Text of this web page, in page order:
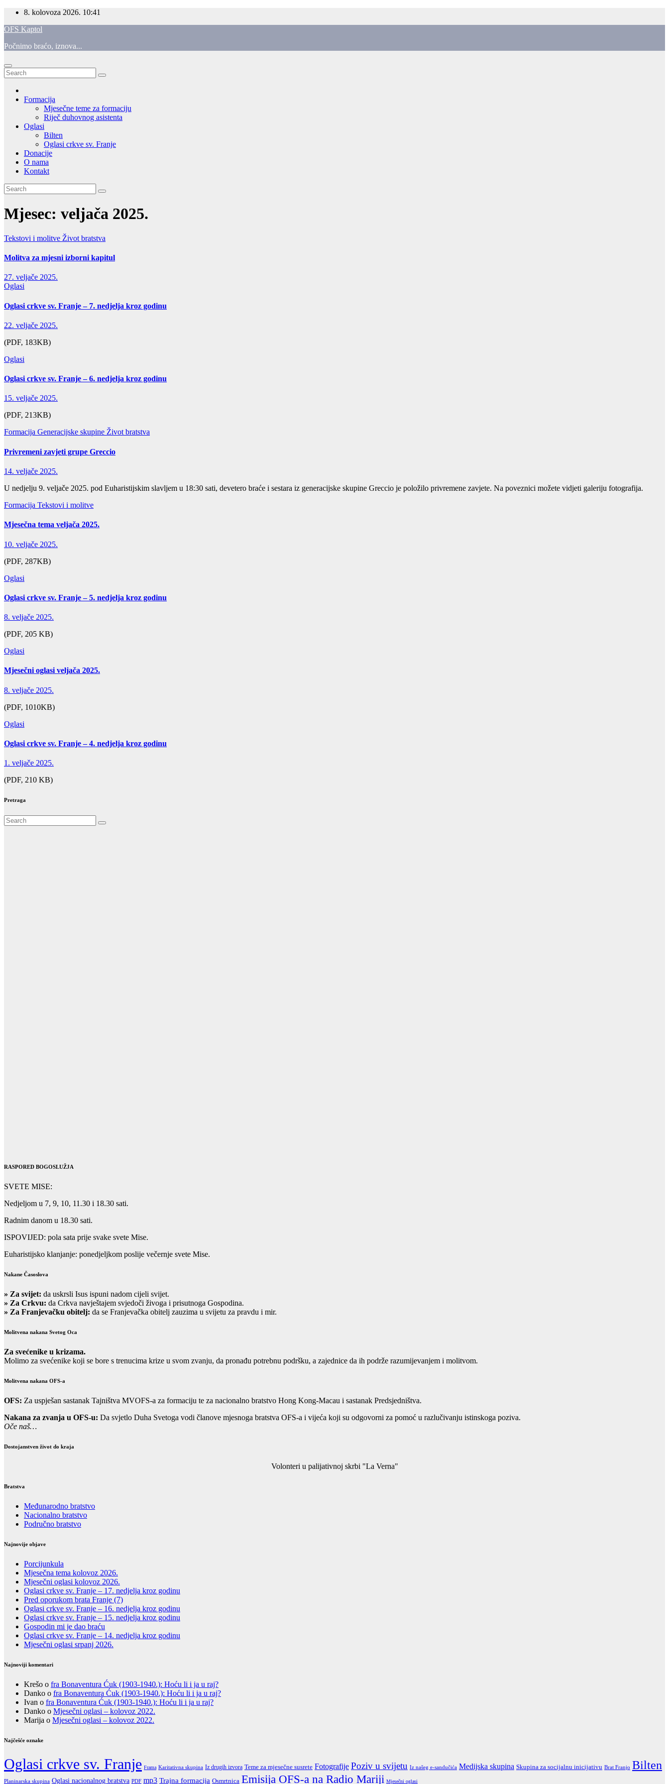
Skip
content
8. kolovoza 2026. 10:41
OFS Kaptol
Počnimo braćo, iznova...
Formacija
Mjesečne teme za formaciju
Riječ duhovnog asistenta
Oglasi
Bilten
Oglasi crkve sv. Franje
Donacije
O nama
Kontakt
Mjesec: veljača 2025.
Tekstovi i molitve Život bratstva
Molitva za mjesni izborni kapitul
27. veljače 2025.
Oglasi
Oglasi crkve sv. Franje – 7. nedjelja kroz godinu
22. veljače 2025.
(PDF, 183KB)
Oglasi
Oglasi crkve sv. Franje – 6. nedjelja kroz godinu
15. veljače 2025.
(PDF, 213KB)
Formacija Generacijske skupine Život bratstva
Privremeni zavjeti grupe Greccio
14. veljače 2025.
U nedjelju 9. veljače 2025. pod Euharistijskim slavljem u 18:30 sati, devetero braće i sestara iz generacijske skupine Greccio je položilo privremene zavjete. Na poveznici možete vidjeti galeriju fotografija.
Formacija Tekstovi i molitve
Mjesečna tema veljača 2025.
10. veljače 2025.
(PDF, 287KB)
Oglasi
Oglasi crkve sv. Franje – 5. nedjelja kroz godinu
8. veljače 2025.
(PDF, 205 KB)
Oglasi
Mjesečni oglasi veljača 2025.
8. veljače 2025.
(PDF, 1010KB)
Oglasi
Oglasi crkve sv. Franje – 4. nedjelja kroz godinu
1. veljače 2025.
(PDF, 210 KB)
Pretraga
RASPORED BOGOSLUŽJA
SVETE MISE:
Nedjeljom u 7, 9, 10, 11.30 i 18.30 sati.
Radnim danom u 18.30 sati.
ISPOVIJED: pola sata prije svake svete Mise.
Euharistijsko klanjanje: ponedjeljkom poslije večernje svete Mise.
Nakane Časoslova
» Za svijet: da uskrsli Isus ispuni nadom cijeli svijet.
» Za Crkvu: da Crkva navještajem svjedoči živoga i prisutnoga Gospodina.
» Za Franjevačku obitelj: da se Franjevačka obitelj zauzima u svijetu za pravdu i mir.
Molitvena nakana Svetog Oca
Za svećenike u krizama.
Molimo za svećenike koji se bore s trenucima krize u svom zvanju, da pronađu potrebnu podršku, a zajednice da ih podrže razumijevanjem i molitvom.
Molitvena nakana OFS-a
OFS: Za uspješan sastanak Tajništva MVOFS-a za formaciju te za nacionalno bratstvo Hong Kong-Macau i sastanak Predsjedništva.
Nakana za zvanja u OFS-u: Da svjetlo Duha Svetoga vodi članove mjesnoga bratstva OFS-a i vijeća koji su odgovorni za pomoć u razlučivanju istinskoga poziva.
Oče naš…
Dostojanstven život do kraja
Volonteri u palijativnoj skrbi "La Verna"
Bratstva
Međunarodno bratstvo
Nacionalno bratstvo
Područno bratstvo
Najnovije objave
Porcijunkula
Mjesečna tema kolovoz 2026.
Mjesečni oglasi kolovoz 2026.
Oglasi crkve sv. Franje – 17. nedjelja kroz godinu
Pred oporukom brata Franje (7)
Oglasi crkve sv. Franje – 16. nedjelja kroz godinu
Oglasi crkve sv. Franje – 15. nedjelja kroz godinu
Gospodin mi je dao braću
Oglasi crkve sv. Franje – 14. nedjelja kroz godinu
Mjesečni oglasi srpanj 2026.
Najnoviji komentari
Krešo o fra Bonaventura Ćuk (1903-1940.): Hoću li i ja u raj?
Danko o fra Bonaventura Ćuk (1903-1940.): Hoću li i ja u raj?
Ivan o fra Bonaventura Ćuk (1903-1940.): Hoću li i ja u raj?
Danko o Mjesečni oglasi – kolovoz 2022.
Marija o Mjesečni oglasi – kolovoz 2022.
Najčešće oznake
Oglasi crkve sv. Franje Frama Karitativna skupina Iz drugih izvora Teme za mjesečne susrete Fotografije Poziv u svijetu Iz našeg e-sandučića Medijska skupina Skupina za socijalnu inicijativu Brat Franjo Bilten
Planinarska skupina Oglasi nacionalnog bratstva PDF mp3 Trajna formacija Osmrtnica Emisija OFS-a na Radio Mariji Mjesečni oglasi